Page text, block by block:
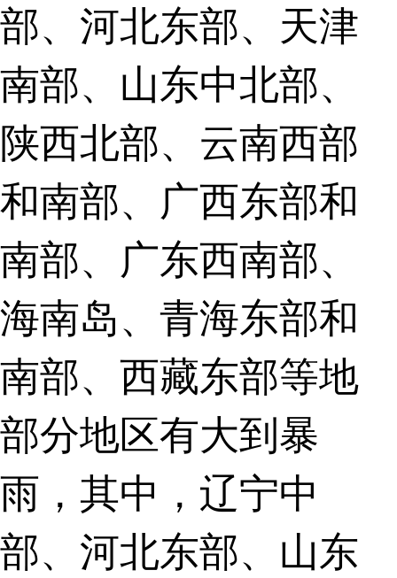
部、河北东部、天津
南部、山东中北部、
陕西北部、云南西部
和南部、广西东部和
南部、广东西南部、
海南岛、青海东部和
南部、西藏东部等地
部分地区有大到暴
雨，其中，辽宁中
部、河北东部、山东